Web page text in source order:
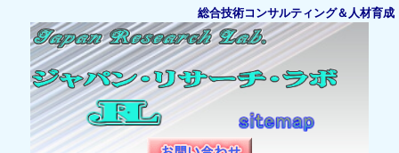
総合技術コンサルティング＆人材育成